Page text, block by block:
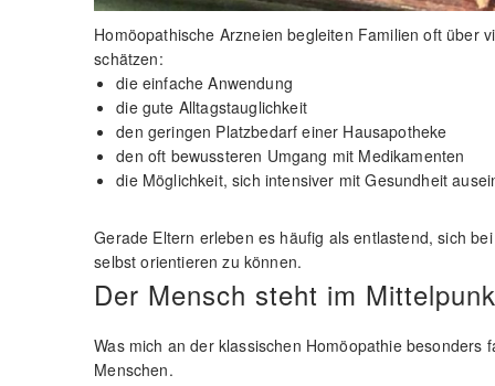
Homöopathische Arzneien begleiten Familien oft über
schätzen:
die einfache Anwendung
die gute Alltagstauglichkeit
den geringen Platzbedarf einer Hausapotheke
den oft bewussteren Umgang mit Medikamenten
die Möglichkeit, sich intensiver mit Gesundheit
Gerade Eltern erleben es häufig als entlastend, sich
selbst orientieren zu können.
Der Mensch steht im
Was mich an der klassischen Homöopathie besonders
Menschen.